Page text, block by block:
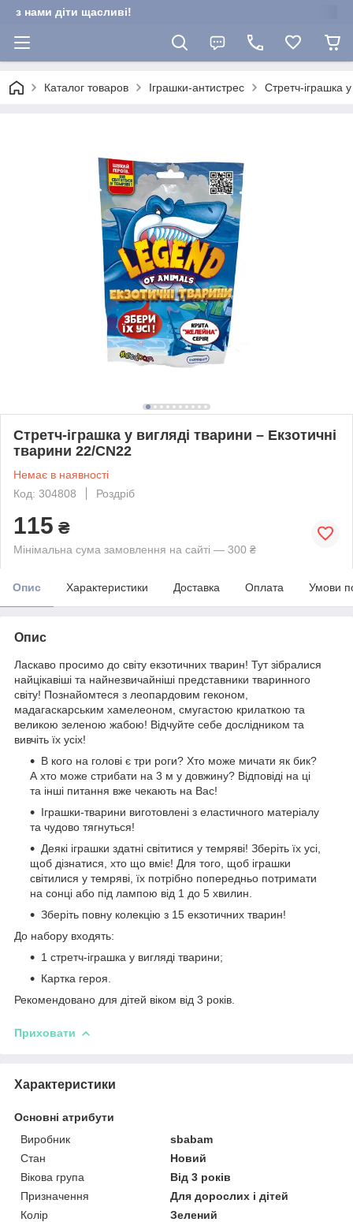
з нами діти щасливі!
Каталог товаров Іграшки-антистрес Стретч-іграшка
Стретч-іграшка у вигляді тварини – Екзотичні
тварини 22/CN22
Немає в наявності
Код: 304808
Роздріб
115 ₴
Мінімальна сума замовлення на сайті — 300 ₴
Опис Характеристики Доставка Оплата Умови
Опис
Ласкаво просимо до світу екзотичних тварин! Тут зібралися
найцікавіші та найнезвичайніші представники тваринного
світу! Познайомтеся з леопардовим геконом,
мадагаскарським хамелеоном, смугастою крилаткою та
великою зеленою жабою! Відчуйте себе дослідником та
вивчіть їх усіх!
В кого на голові є три роги? Хто може мичати як бик?
А хто може стрибати на 3 м у довжину? Відповіді на ці
та інші питання вже чекають на Вас!
Іграшки-тварини виготовлені з еластичного матеріалу
та чудово тягнуться!
Деякі іграшки здатні світитися у темряві! Зберіть їх усі,
щоб дізнатися, хто що вміє! Для того, щоб іграшки
світилися у темряві, їх потрібно попередньо потримати
на сонці або під лампою від 1 до 5 хвилин.
Зберіть повну колекцію з 15 екзотичних тварин!
До набору входять:
1 стретч-іграшка у вигляді тварини;
Картка героя.
Рекомендовано для дітей віком від 3 років.
Приховати
Характеристики
Основні атрибути
Виробник
sbabam
Стан
Новий
Вікова група
Від 3 років
Призначення
Для дорослих і дітей
Колір
Зелений